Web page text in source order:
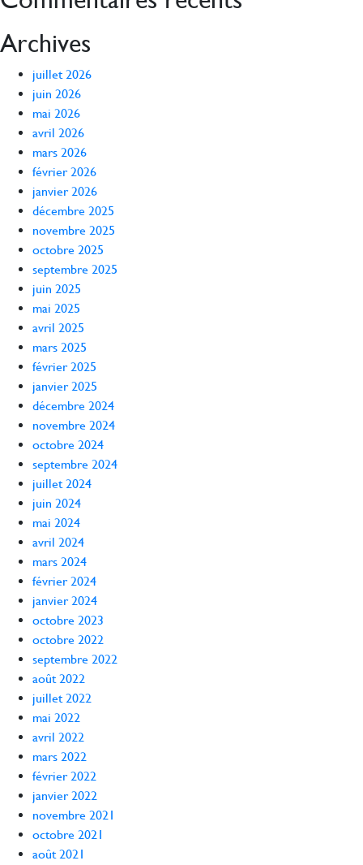
Archives
juillet 2026
juin 2026
mai 2026
avril 2026
mars 2026
février 2026
janvier 2026
décembre 2025
novembre 2025
octobre 2025
septembre 2025
juin 2025
mai 2025
avril 2025
mars 2025
février 2025
janvier 2025
décembre 2024
novembre 2024
octobre 2024
septembre 2024
juillet 2024
juin 2024
mai 2024
avril 2024
mars 2024
février 2024
janvier 2024
octobre 2023
octobre 2022
septembre 2022
août 2022
juillet 2022
mai 2022
avril 2022
mars 2022
février 2022
janvier 2022
novembre 2021
octobre 2021
août 2021